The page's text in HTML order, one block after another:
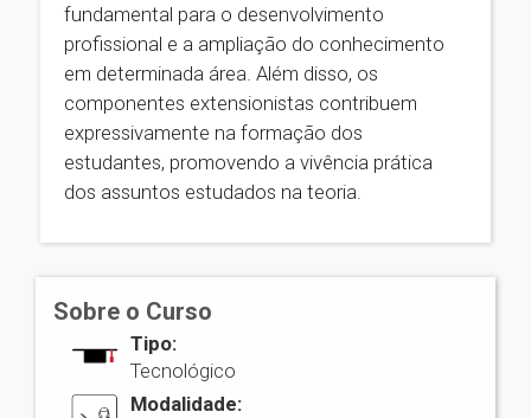
fundamental para o desenvolvimento
profissional e a ampliação do conhecimento
em determinada área. Além disso, os
componentes extensionistas contribuem
expressivamente na formação dos
estudantes, promovendo a vivência prática
dos assuntos estudados na teoria.
Sobre o Curso
Tipo:
Tecnológico
Modalidade: